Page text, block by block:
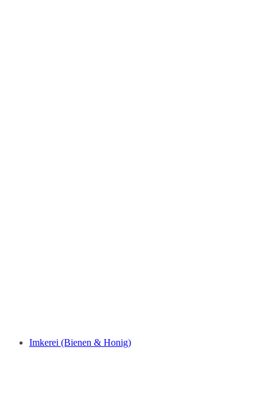
Imkerei (Bienen & Honig)